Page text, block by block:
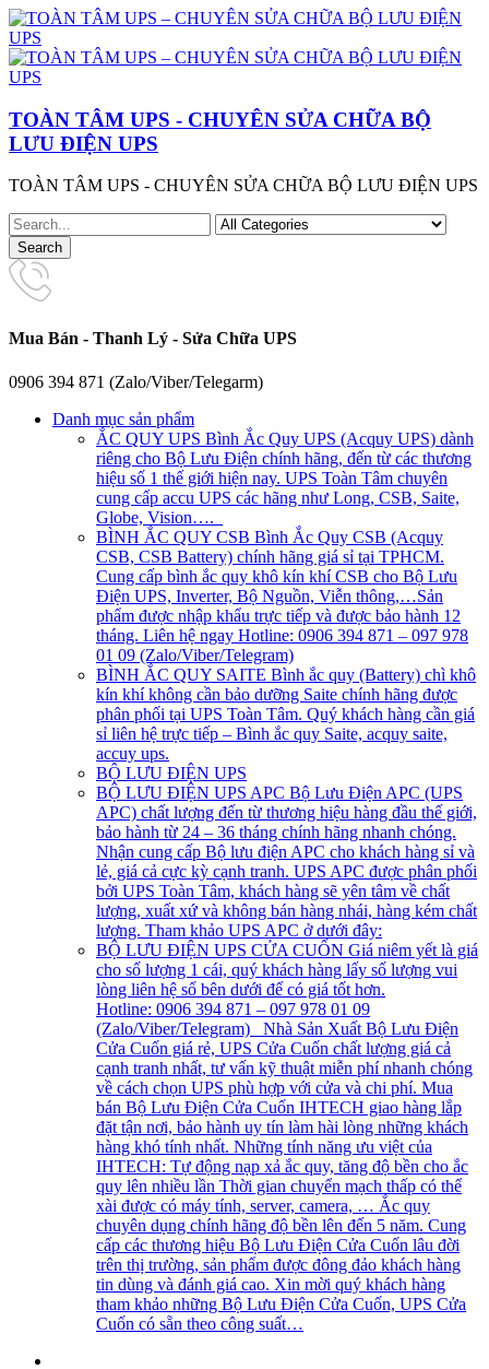
TOÀN TÂM UPS - CHUYÊN SỬA CHỮA BỘ
LƯU ĐIỆN UPS
TOÀN TÂM UPS - CHUYÊN SỬA CHỮA BỘ LƯU ĐIỆN UPS
Mua Bán - Thanh Lý - Sửa Chữa UPS
0906 394 871 (Zalo/Viber/Telegarm)
Danh mục sản phẩm
ẮC QUY UPS Bình Ắc Quy UPS (Acquy UPS) dành
riêng cho Bộ Lưu Điện chính hãng, đến từ các thương
hiệu số 1 thế giới hiện nay. UPS Toàn Tâm chuyên
cung cấp accu UPS các hãng như Long, CSB, Saite,
Globe, Vision….
BÌNH ẮC QUY CSB Bình Ắc Quy CSB (Acquy
CSB, CSB Battery) chính hãng giá sỉ tại TPHCM.
Cung cấp bình ắc quy khô kín khí CSB cho Bộ Lưu
Điện UPS, Inverter, Bộ Nguồn, Viễn thông,…Sản
phẩm được nhập khẩu trực tiếp và được bảo hành 12
tháng. Liên hệ ngay Hotline: 0906 394 871 – 097 978
01 09 (Zalo/Viber/Telegram)
BÌNH ẮC QUY SAITE Bình ắc quy (Battery) chì khô
kín khí không cần bảo dưỡng Saite chính hãng được
phân phối tại UPS Toàn Tâm. Quý khách hàng cần giá
sỉ liên hệ trực tiếp – Bình ắc quy Saite, acquy saite,
accuy ups.
BỘ LƯU ĐIỆN UPS
BỘ LƯU ĐIỆN UPS APC Bộ Lưu Điện APC (UPS
APC) chất lượng đến từ thương hiệu hàng đầu thế giới,
bảo hành từ 24 – 36 tháng chính hãng nhanh chóng.
Nhận cung cấp Bộ lưu điện APC cho khách hàng sỉ và
lẻ, giá cả cực kỳ cạnh tranh. UPS APC được phân phối
bởi UPS Toàn Tâm, khách hàng sẽ yên tâm về chất
lượng, xuất xứ và không bán hàng nhái, hàng kém chất
lượng. Tham khảo UPS APC ở dưới đây:
BỘ LƯU ĐIỆN UPS CỬA CUỐN Giá niêm yết là giá
cho số lượng 1 cái, quý khách hàng lấy số lượng vui
lòng liên hệ số bên dưới để có giá tốt hơn.
Hotline: 0906 394 871 – 097 978 01 09
(Zalo/Viber/Telegram) Nhà Sản Xuất Bộ Lưu Điện
Cửa Cuốn giá rẻ, UPS Cửa Cuốn chất lượng giá cả
cạnh tranh nhất, tư vấn kỹ thuật miễn phí nhanh chóng
về cách chọn UPS phù hợp với cửa và chi phí. Mua
bán Bộ Lưu Điện Cửa Cuốn IHTECH giao hàng lắp
đặt tận nơi, bảo hành uy tín làm hài lòng những khách
hàng khó tính nhất. Những tính năng ưu việt của
IHTECH: Tự động nạp xả ắc quy, tăng độ bền cho ắc
quy lên nhiều lần Thời gian chuyển mạch thấp có thể
xài được có máy tính, server, camera, … Ắc quy
chuyên dụng chính hãng độ bền lên đến 5 năm. Cung
cấp các thương hiệu Bộ Lưu Điện Cửa Cuốn lâu đời
trên thị trường, sản phẩm được đông đảo khách hàng
tin dùng và đánh giá cao. Xin mời quý khách hàng
tham khảo những Bộ Lưu Điện Cửa Cuốn, UPS Cửa
Cuốn có sẵn theo công suất…